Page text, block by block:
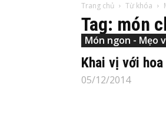
Trang chủ Từ khóa
Tag: món
Món ngon - Mẹo
Khai vị với
05/12/2014